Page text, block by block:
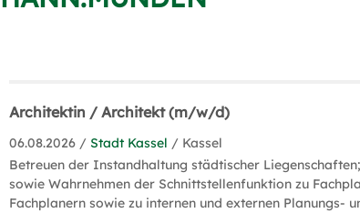
Architektin / Architekt (m/w/d)
06.08.2026 /Stadt Kassel / Kassel
Betreuen der Instandhaltung städtischer
sowie Wahrnehmen der Schnittstellenfunktion zu
Fachplanern sowie zu internen und externen Planungs-